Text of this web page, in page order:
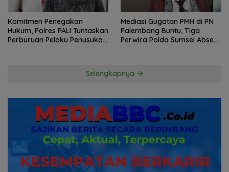
Komitmen Penegakan
Hukum, Polres PALI Tuntaskan
Perburuan Pelaku Penusukan
Mediasi Gugatan PMH di PN
Palembang Buntu, Tiga
Perwira Polda Sumsel Absen,
Selengkapnya